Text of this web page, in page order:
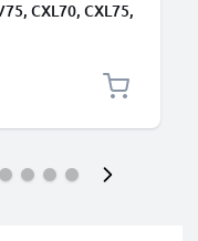
CXL70, CXL75,